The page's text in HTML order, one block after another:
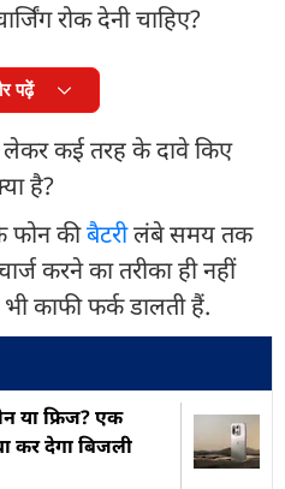
रोक देनी चाहिए?
पढ़ें
लेकर कई तरह के दावे किए
है?
कीबैटरीलंबे समय तक
करने का तरीका ही नहीं
काफी फर्क डालती हैं.
या फ्रिज? एक
कर देगा बिजली